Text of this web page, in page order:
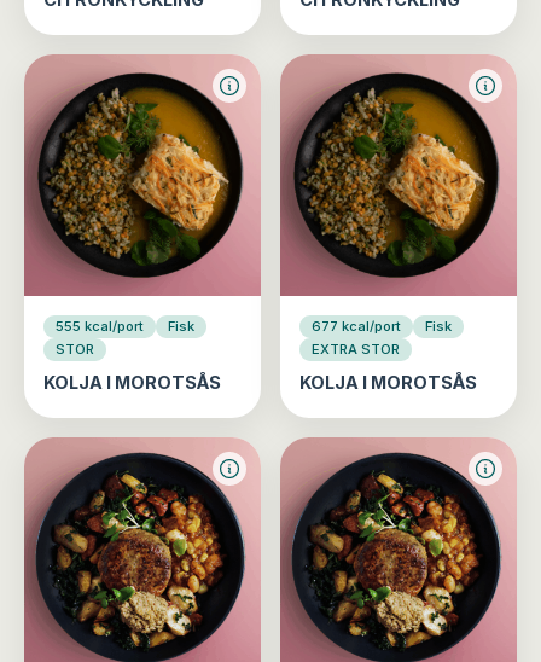
555 kcal/port
Fisk
STOR
KOLJA I MOROTSÅS
677 kcal/port
Fisk
EXTRA STOR
KOLJA I MOROTSÅS